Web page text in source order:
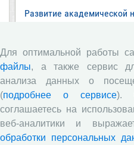
Развитие академической
стол с участием
ВолНЦ РАН традиционно
очередной сессии
научного семинара (г.
Обзор научных
Для оптимальной работы
файлы, а также сервис
анализа данных о
(подробнее о сервисе).
соглашаетесь на
веб-аналитики и
обработки персональных